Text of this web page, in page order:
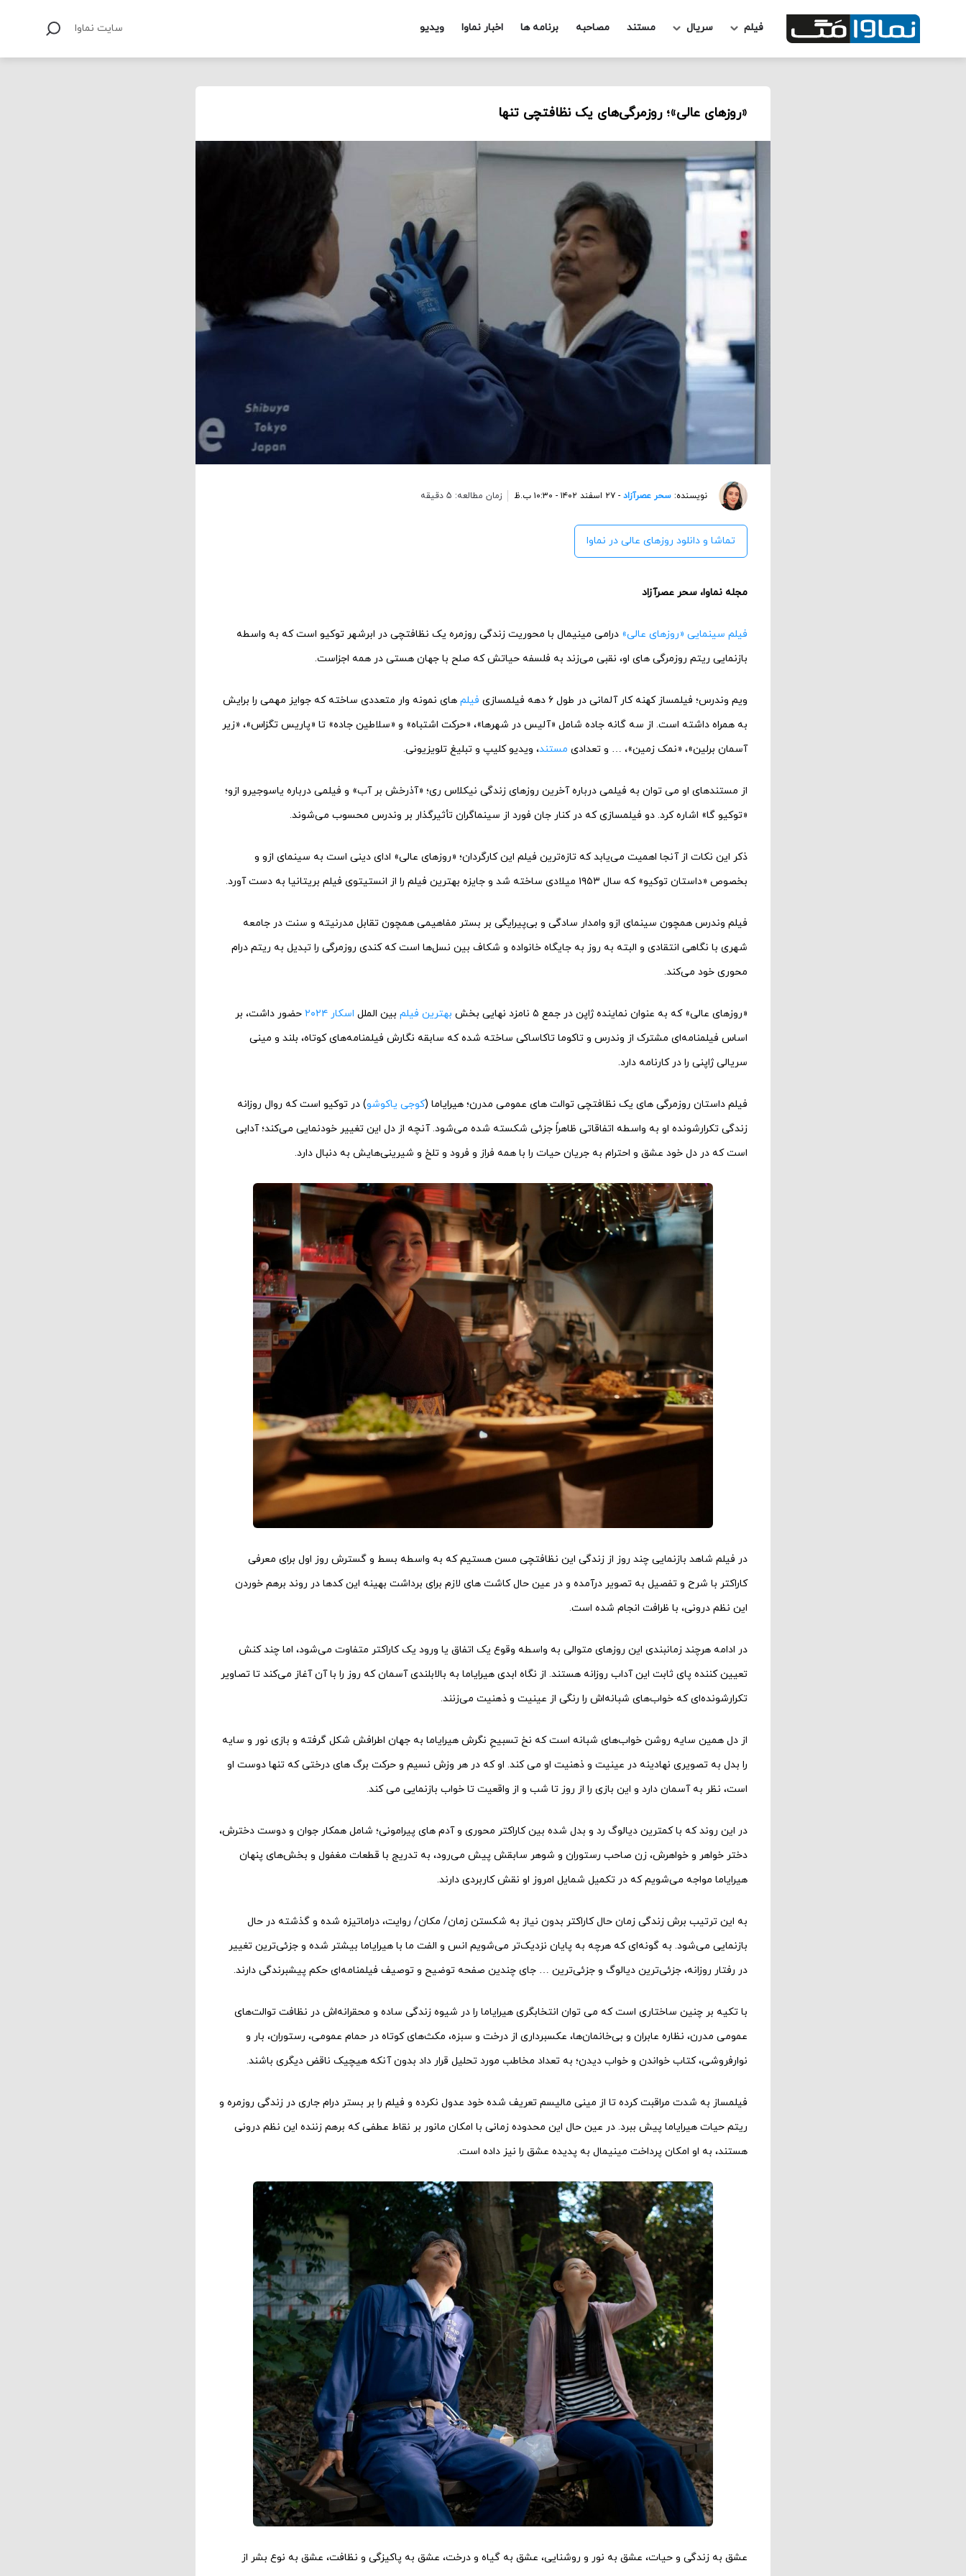
فیلم سریال مستند مصاحبه برنامه ها اخبار نماوا ویدیو سایت نماوا
«روزهای عالی»؛ روزمرگی‌های یک نظافتچی تنها
نویسنده: سحر عصرآزاد - ۲۷ اسفند ۱۴۰۲ - ۱۰:۳۰ ب.ظ زمان مطالعه: 5 دقیقه
تماشا و دانلود روزهای عالی در نماوا
مجله نماوا، سحر عصرآزاد
فیلم سینمایی «روزهای عالی» درامی مینیمال با محوریت زندگی روزمره یک نظافتچی در ابرشهر توکیو است که به واسطه
بازنمایی ریتم روزمرگی های او، نقبی می‌زند به فلسفه حیاتش که صلح با جهان هستی در همه اجزاست.
ویم وندرس؛ فیلمساز کهنه کار آلمانی در طول ۶ دهه فیلمسازی فیلم های نمونه وار متعددی ساخته که جوایز مهمی را برایش
به همراه داشته است. از سه گانه جاده شامل «آلیس در شهرها»، «حرکت اشتباه» و «سلاطین جاده» تا «پاریس تگزاس»، «زیر
آسمان برلین»، «نمک زمین»، … و تعدادی مستند، ویدیو کلیپ و تبلیغ تلویزیونی.
از مستندهای او می توان به فیلمی درباره آخرین روزهای زندگی نیکلاس ری؛ «آذرخش بر آب» و فیلمی درباره یاسوجیرو ازو؛
«توکیو گا» اشاره کرد. دو فیلمسازی که در کنار جان فورد از سینماگران تأثیرگذار بر وندرس محسوب می‌شوند.
ذکر این نکات از آنجا اهمیت می‌یابد که تازه‌ترین فیلم این کارگردان؛ «روزهای عالی» ادای دینی است به سینمای ازو و
بخصوص «داستان توکیو» که سال ۱۹۵۳ میلادی ساخته شد و جایزه بهترین فیلم را از انستیتوی فیلم بریتانیا به دست آورد.
فیلم وندرس همچون سینمای ازو وامدار سادگی و بی‌پیرایگی بر بستر مفاهیمی همچون تقابل مدرنیته و سنت در جامعه
شهری با نگاهی انتقادی و البته به روز به جایگاه خانواده و شکاف بین نسل‌ها است که کندی روزمرگی را تبدیل به ریتم درام
محوری خود می‌کند.
«روزهای عالی» که به عنوان نماینده ژاپن در جمع ۵ نامزد نهایی بخش بهترین فیلم بین الملل اسکار ۲۰۲۴
حضور داشت، بر
اساس فیلمنامه‌ای مشترک از وندرس و تاکوما تاکاساکی ساخته شده که سابقه نگارش فیلمنامه‌های کوتاه، بلند و مینی
سریالی ژاپنی را در کارنامه دارد.
فیلم داستان روزمرگی های یک نظافتچی توالت های عمومی مدرن؛ هیرایاما (کوجی یاکوشو) در توکیو است که روال روزانه
زندگی تکرارشونده او به واسطه اتفاقاتی ظاهراً جزئی شکسته شده می‌شود. آنچه از دل این تغییر خودنمایی می‌کند؛ آدابی
است که در دل خود عشق و احترام به جریان حیات را با همه فراز و فرود و تلخ و شیرینی‌هایش به دنبال دارد.
در فیلم شاهد بازنمایی چند روز از زندگی این نظافتچی مسن هستیم که به واسطه بسط و گسترش روز اول برای معرفی
کاراکتر با شرح و تفصیل به تصویر درآمده و در عین حال کاشت های لازم برای برداشت بهینه این کدها در روند برهم خوردن
این نظم درونی، با ظرافت انجام شده است.
در ادامه هرچند زمانبندی این روزهای متوالی به واسطه وقوع یک اتفاق یا ورود یک کاراکتر متفاوت می‌شود، اما چند کنش
تعیین کننده پای ثابت این آداب روزانه هستند. از نگاه ابدی هیرایاما به بالابلندی آسمان که روز را با آن آغاز می‌کند تا تصاویر
تکرارشونده‌ای که خواب‌های شبانه‌اش را رنگی از عینیت و ذهنیت می‌زنند.
از دل همین سایه روشن خواب‌های شبانه است که نخ تسبیحِ نگرش هیرایاما به جهان اطرافش شکل گرفته و بازی نور و سایه
را بدل به تصویری نهادینه در عینیت و ذهنیت او می کند. او که در هر وزش نسیم و حرکت برگ های درختی که تنها دوست او
است، نظر به آسمان دارد و این بازی را از روز تا شب و از واقعیت تا خواب بازنمایی می کند.
در این روند که با کمترین دیالوگ رد و بدل شده بین کاراکتر محوری و آدم های پیرامونی؛ شامل همکار جوان و دوست دخترش،
دختر خواهر و خواهرش، زن صاحب رستوران و شوهر سابقش پیش می‌رود، به تدریج با قطعات مغفول و بخش‌های پنهان
هیرایاما مواجه می‌شویم که در تکمیل شمایل امروز او نقش کاربردی دارند.
به این ترتیب برش زندگی زمان حال کاراکتر بدون نیاز به شکستن زمان/ مکان/ روایت، دراماتیزه شده و گذشته در حال
بازنمایی می‌شود. به گونه‌ای که هرچه به پایان نزدیک‌تر می‌شویم انس و الفت ما با هیرایاما بیشتر شده و جزئی‌ترین تغییر
در رفتار روزانه، جزئی‌ترین دیالوگ و جزئی‌ترین … جای چندین صفحه توضیح و توصیف فیلمنامه‌ای حکم پیشبرندگی دارند.
با تکیه بر چنین ساختاری است که می توان انتخابگری هیرایاما را در شیوه زندگی ساده و محقرانه‌اش در نظافت توالت‌های
عمومی مدرن، نظاره عابران و بی‌خانمان‌ها، عکسبرداری از درخت و سبزه، مکث‌های کوتاه در حمام عمومی، رستوران، بار و
نوارفروشی، کتاب خواندن و خواب دیدن؛ به تعداد مخاطب مورد تحلیل قرار داد بدون آنکه هیچیک ناقض دیگری باشند.
فیلمساز به شدت مراقبت کرده تا از مینی مالیسم تعریف شده خود عدول نکرده و فیلم را بر بستر درام جاری در زندگی روزمره و
ریتم حیات هیرایاما پیش ببرد. در عین حال این محدوده زمانی با امکان مانور بر نقاط عطفی که برهم زننده این نظم درونی
هستند، به او امکان پرداخت مینیمال به پدیده عشق را نیز داده است.
عشق به زندگی و حیات، عشق به نور و روشنایی، عشق به گیاه و درخت، عشق به پاکیزگی و نظافت، عشق به نوع بشر از